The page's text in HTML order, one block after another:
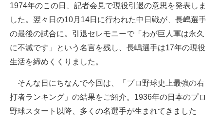
スマホと通信の最新トレンド
ビジネスと働き方のヒント
1974年のこの日、記者会見で現役引退の意思を発表しま
した。翌々日の10月14日に行われた中日戦が、長嶋選手
の最後の試合に。引退セレモニーで「わが巨人軍は永久
に不滅です」という名言を残し、長嶋選手は17年の現役
生活を締めくくりました。
そんな日にちなんで今回は、「プロ野球史上最強の右
打者ランキング」の結果をご紹介。1936年の日本のプロ
野球スタート以降、多くの名選手が生まれてきました